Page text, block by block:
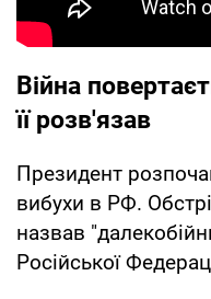
Війна
її розв'язав
Президент
вибухи в РФ.
назвав
Російської